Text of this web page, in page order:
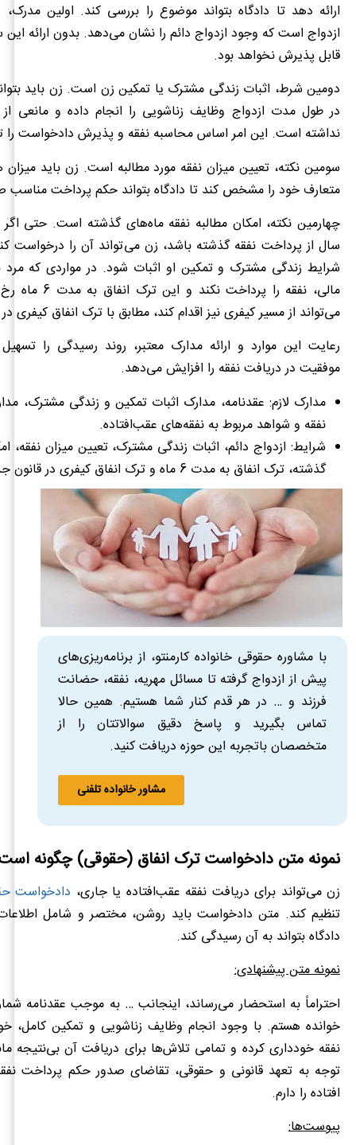
ارائه دهد تا دادگاه بتواند موضوع را بررسی کند. اولین
ازدواج است که وجود ازدواج دائم را نشان می‌دهد. بدون ارائه
قابل پذیرش نخواهد بود.
دومین شرط، اثبات زندگی مشترک یا تمکین زن است. زن باید
در طول مدت ازدواج وظایف زناشویی را انجام داده و مانعی
نداشته است. این امر اساس محاسبه نفقه و پذیرش دادخواست
سومین نکته، تعیین میزان نفقه مورد مطالبه است. زن باید میزان
متعارف خود را مشخص کند تا دادگاه بتواند حکم پرداخت مناسب
چهارمین نکته، امکان مطالبه نفقه ماه‌های گذشته است. حتی
سال از پرداخت نفقه گذشته باشد، زن می‌تواند آن را درخواست
شرایط زندگی مشترک و تمکین او اثبات شود. در مواردی که مرد
مالی، نفقه را
می‌تواند از مسیر کیفری نیز اقدام کند، مطابق با ترک انفاق کیفری
رعایت این موارد و ارائه مدارک معتبر، روند رسیدگی را
موفقیت در دریافت نفقه را افزایش می‌دهد.
مدارک لازم: عقدنامه، مدارک اثبات تمکین و زندگی مشترک،
نفقه و شواهد مربوط به نفقه‌های عقب‌افتاده.
شرایط: ازدواج دائم، اثبات زندگی مشترک، تعیین میزان نفقه،
گذشته، ترک انفاق به مدت 6 ماه و ترک انفاق کیفری در قانون جدید.
با مشاوره حقوقی خانواده کارمنتو، از برنامه‌ریزی‌های
پیش از ازدواج گرفته تا مسائل مهریه، نفقه، حضانت
فرزند و … در هر قدم کنار شما هستیم. همین حالا
تماس بگیرید و پاسخ دقیق سوالاتتان را از
متخصصان باتجربه این حوزه دریافت کنید.
مشاور خانواده تلفنی
نمونه متن دادخواست ترک انفاق (حقوقی) چگونه
زن می‌تواند برای دریافت نفقه عقب‌افتاده یا جاری، دادخواست
تنظیم کند. متن دادخواست باید روشن، مختصر و شامل
دادگاه بتواند به آن رسیدگی کند.
نمونه متن پیشنهادی:
احتراماً به استحضار می‌رساند، اینجانب … به موجب عقدنامه
خوانده هستم. با وجود انجام وظایف زناشویی و تمکین کامل،
نفقه خودداری کرده و تمامی تلاش‌ها برای دریافت آن بی‌نتیجه
توجه به تعهد قانونی و حقوقی، تقاضای صدور حکم پرداخت
افتاده را دارم.
پیوست‌ها: